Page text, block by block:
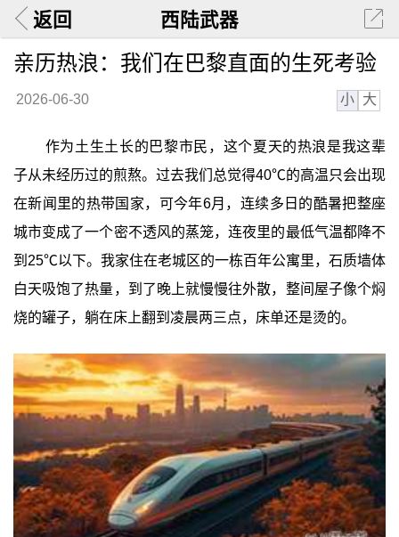
返回 西陆武器
亲历热浪：我们在巴黎直面的生死考验
2026-06-30 小 大
作为土生土长的巴黎市民，这个夏天的热浪是我这辈
子从未经历过的煎熬。过去我们总觉得40℃的高温只会出现
在新闻里的热带国家，可今年6月，连续多日的酷暑把整座
城市变成了一个密不透风的蒸笼，连夜里的最低气温都降不
到25℃以下。我家住在老城区的一栋百年公寓里，石质墙体
白天吸饱了热量，到了晚上就慢慢往外散，整间屋子像个焖
烧的罐子，躺在床上翻到凌晨两三点，床单还是烫的。